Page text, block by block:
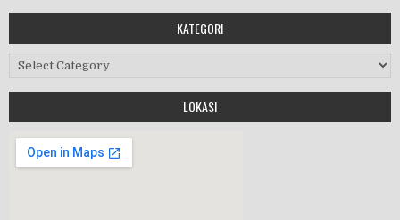
Workshop Perangkat 2019
HALAL BIHALAL
KATEGORI
Kategori
LOKASI